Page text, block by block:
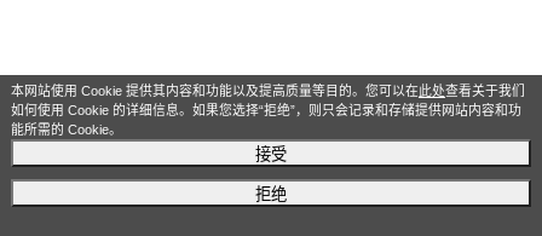
本网站使用 Cookie 提供其内容和功能以及提高质量等目的。您可以在此处查看关于我们
如何使用 Cookie 的详细信息。如果您选择“拒绝”，则只会记录和存储提供网站内容和功
能所需的 Cookie。
接受
拒绝